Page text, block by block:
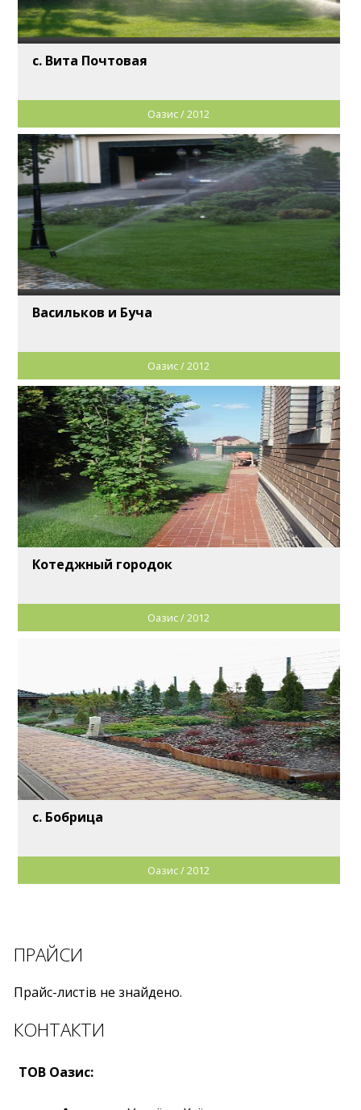
с. Вита Почтовая
Оазис / 2012
Васильков и Буча
Оазис / 2012
Котеджный городок
Оазис / 2012
с. Бобрица
Оазис / 2012
ПРАЙСИ
Прайс-листів не знайдено.
КОНТАКТИ
ТОВ Оазис: